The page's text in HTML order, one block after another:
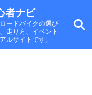
者ナビ
ードバイクの選び
走り方、イベント
ルサイトです。